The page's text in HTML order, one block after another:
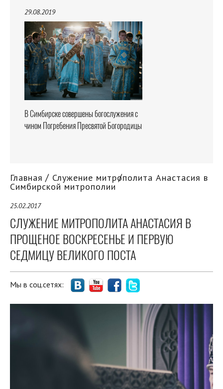
29.08.2019
В Симбирске совершены богослужения с
чином Погребения Пресвятой Богородицы
Главная Служение митрополита Анастасия в
Симбирской митрополии
25.02.2017
СЛУЖЕНИЕ МИТРОПОЛИТА АНАСТАСИЯ В
ПРОЩЕНОЕ ВОСКРЕСЕНЬЕ И ПЕРВУЮ
СЕДМИЦУ ВЕЛИКОГО ПОСТА
Мы в соц.сетях: